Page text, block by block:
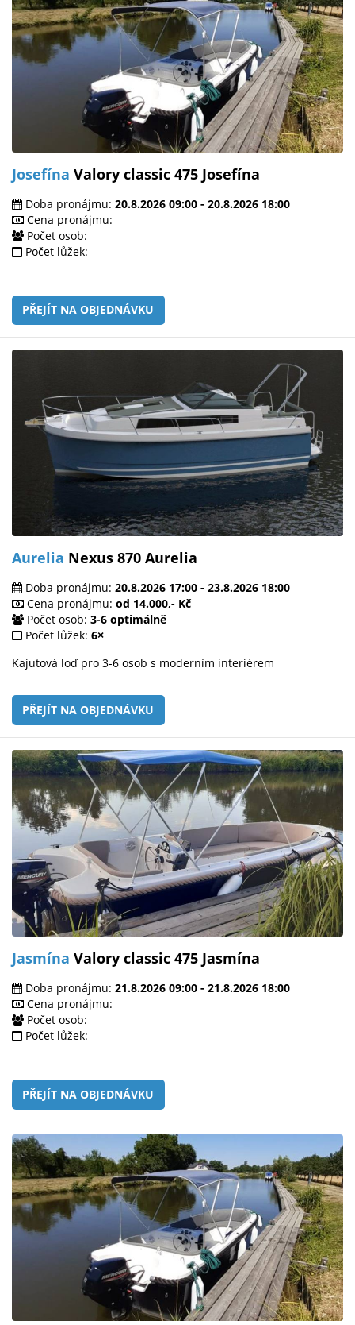
Josefína Valory classic 475 Josefína
Doba pronájmu: 20.8.2026 09:00 - 20.8.2026 18:00
Cena pronájmu:
Počet osob:
Počet lůžek:
PŘEJÍT NA OBJEDNÁVKU
Aurelia Nexus 870 Aurelia
Doba pronájmu: 20.8.2026 17:00 - 23.8.2026 18:00
Cena pronájmu: od 14.000,- Kč
Počet osob: 3-6 optimálně
Počet lůžek: 6×
Kajutová loď pro 3-6 osob s moderním interiérem
PŘEJÍT NA OBJEDNÁVKU
Jasmína Valory classic 475 Jasmína
Doba pronájmu: 21.8.2026 09:00 - 21.8.2026 18:00
Cena pronájmu:
Počet osob:
Počet lůžek:
PŘEJÍT NA OBJEDNÁVKU